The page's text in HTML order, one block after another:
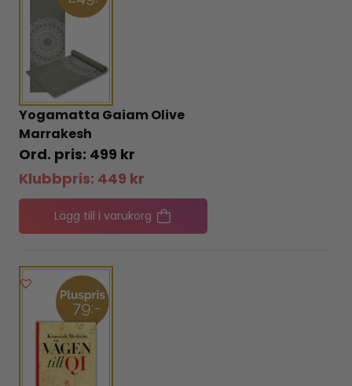
Yogamatta Gaiam Olive
Marrakesh
499 kr
Klubbpris: 449 kr
Lägg till i varukorg